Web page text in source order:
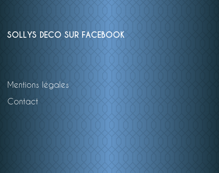
SOLLYS DECO SUR FACEBOOK
Mentions légales
Contact